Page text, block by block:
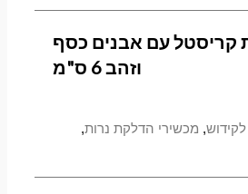
קריסטל עם אבנים כסף
וזהב 6 ס"מ
,מכשירי הדלקת נרות,